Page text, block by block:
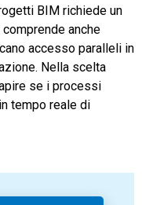
BIM richiede un
anche
accesso paralleli in
Nella scelta
se i processi
tempo reale di